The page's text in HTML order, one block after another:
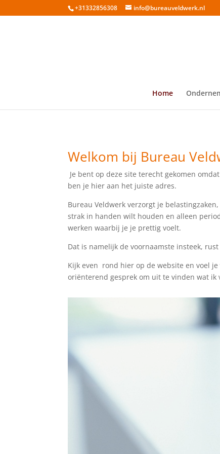
+31332856308 info@bureauveldwerk.nl
Home
Welkom bij Bureau
Je bent op deze site terecht gekomen
ben je hier aan het juiste adres.
Bureau Veldwerk verzorgt je
strak in handen wilt houden en alleen
werken waarbij je je prettig voelt.
Dat is namelijk de voornaamste insteek,
Kijk even rond hier op de website en voel
oriënterend gesprek om uit te vinden wat ik